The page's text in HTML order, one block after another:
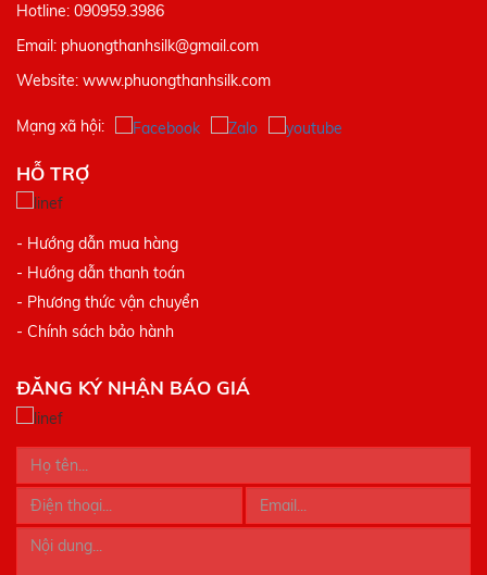
Hotline: 090959.3986
Email: phuongthanhsilk@gmail.com
Website: www.phuongthanhsilk.com
Mạng xã hội:
HỖ TRỢ
- Hướng dẫn mua hàng
- Hướng dẫn thanh toán
- Phương thức vận chuyển
- Chính sách bảo hành
ĐĂNG KÝ NHẬN BÁO GIÁ